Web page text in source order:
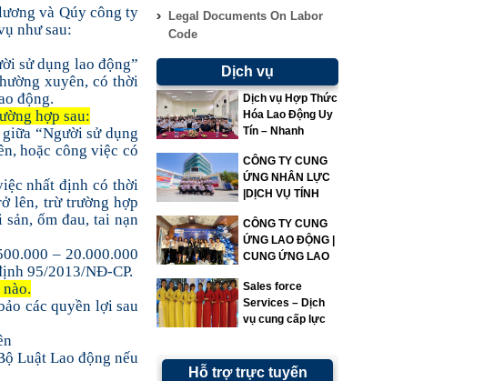
và Qúy công ty
như sau:
sử dụng lao động”
xuyên, có thời
động.
hợp sau:
“Người sử dụng
hoặc công việc có
nhất định có thời
lên, trừ trường hợp
ốm đau, tai nạn
– 20.000.000
95/2013/NĐ-CP.
các quyền lợi sau
Luật Lao động nếu
Legal Documents On Labor
Code
Dịch vụ
Dịch vụ Hợp Thức
Hóa Lao Động Uy
Tín – Nhanh
Quy Định | Vì Lao
Động
CÔNG TY CUNG
ỨNG NHÂN LỰC
|DỊCH VỤ TÍNH
CÔNG TY CUNG
ỨNG LAO ĐỘNG |
CUNG ỨNG LAO
Sales force
Services – Dịch
vụ cung cấp lực
Hỗ trợ trực tuyến